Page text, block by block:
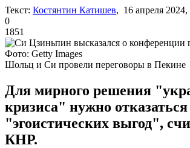
Текст: Костянтин Катишев, 16 апреля 2024,
0
1851
Фото: Getty Images
Шольц и Си провели переговоры в Пекине
Для мирного решения
кризиса" нужно отказаться
"эгоистических выгод",
КНР.